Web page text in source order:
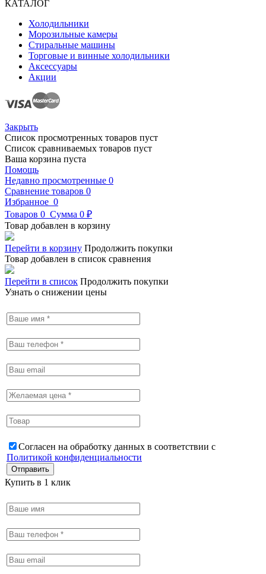
КАТАЛОГ
Холодильники
Морозильные камеры
Стиральные машины
Торговые и винные холодильники
Аксессуары
Акции
Закрыть
Список просмотренных товаров пуст
Список сравниваемых товаров пуст
Ваша корзина пуста
Помощь
Недавно просмотренные 0
Сравнение товаров 0
Избранное 0
Товаров 0 Сумма 0 ₽
Товар добавлен в корзину
Перейти в корзину Продолжить покупки
Товар добавлен в список сравнения
Перейти в список Продолжить покупки
Узнать о снижении цены
Согласен на обработку данных в соответствии с
Политикой конфиденциальности
Купить в 1 клик